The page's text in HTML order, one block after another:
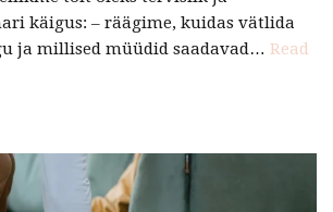
käigus: – räägime, kuidas vätlida
ja millised müüdid saadavad… Read